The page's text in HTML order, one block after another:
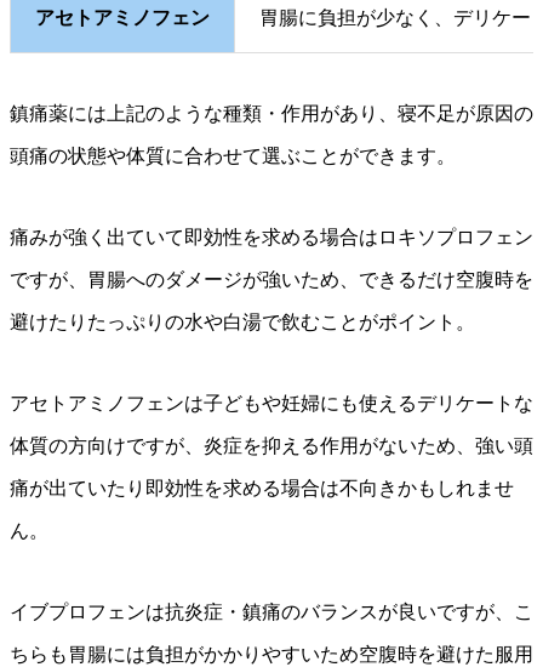
アセトアミノフェン 胃腸に負担が少なく、デリケー
鎮痛薬には上記のような種類・作用があり、寝不足が原因の
頭痛の状態や体質に合わせて選ぶことができます。
痛みが強く出ていて即効性を求める場合はロキソプロフェン
ですが、胃腸へのダメージが強いため、できるだけ空腹時を
避けたりたっぷりの水や白湯で飲むことがポイント。
アセトアミノフェンは子どもや妊婦にも使えるデリケートな
体質の方向けですが、炎症を抑える作用がないため、強い頭
痛が出ていたり即効性を求める場合は不向きかもしれませ
ん。
イブプロフェンは抗炎症・鎮痛のバランスが良いですが、こ
ちらも胃腸には負担がかかりやすいため空腹時を避けた服用